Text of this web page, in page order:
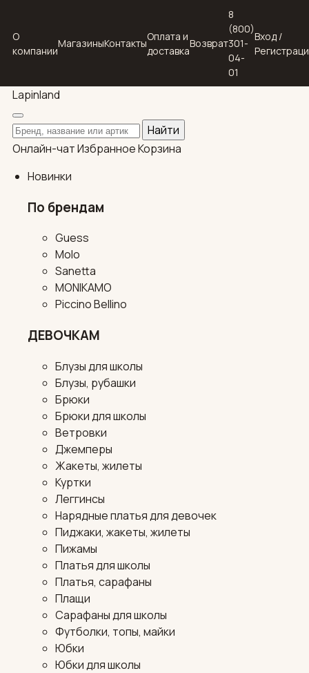
О
компании
МагазиныКонтакты
Оплата и
доставка
Возврат
8
(800)
301-
04-
01
Вход /
Lapinland
Поиск по каталогу
Найти
Онлайн-чатИзбранноеКорзина
Новинки
По брендам
Guess
Molo
Sanetta
MONIKAMO
Piccino Bellino
ДЕВОЧКАМ
Блузы для школы
Блузы, рубашки
Брюки
Брюки для школы
Ветровки
Джемперы
Жакеты, жилеты
Куртки
Леггинсы
Нарядные платья для девочек
Пиджаки, жакеты, жилеты
Пижамы
Платья для школы
Платья, сарафаны
Плащи
Сарафаны для школы
Футболки, топы, майки
Юбки
Юбки для школы